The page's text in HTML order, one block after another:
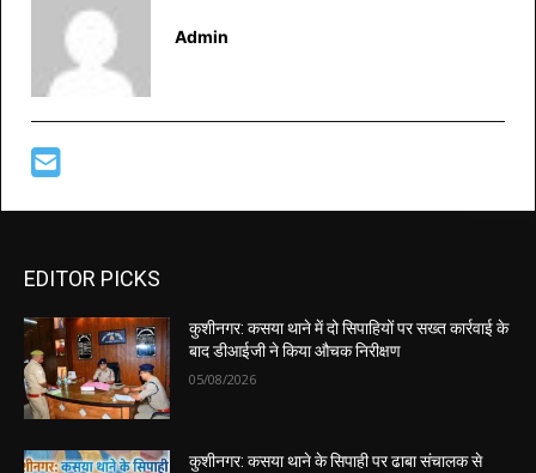
Admin
EDITOR PICKS
कुशीनगर: कसया थाने में दो सिपाहियों पर सख्त कार्रवाई के
बाद डीआईजी ने किया औचक निरीक्षण
05/08/2026
कुशीनगर: कसया थाने के सिपाही पर ढाबा संचालक से